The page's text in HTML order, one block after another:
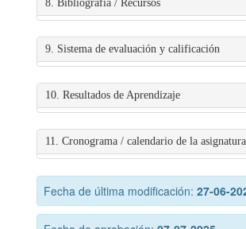
8. Bibliografía / Recursos
9. Sistema de evaluación y calificación
10. Resultados de Aprendizaje
11. Cronograma / calendario de la asignatura
Fecha de última modificación: 27-06-